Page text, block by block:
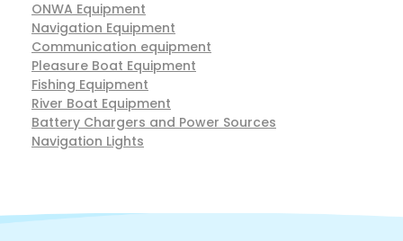
ONWA Equipment
Navigation Equipment
Communication equipment
Pleasure Boat Equipment
Fishing Equipment
River Boat Equipment
Battery Chargers and Power Sources
Navigation Lights